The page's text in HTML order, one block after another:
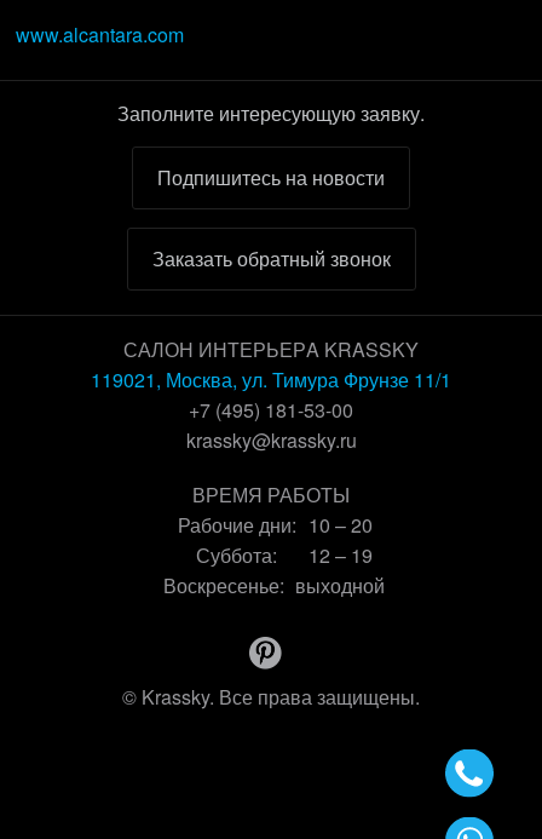
www.alcantara.com
Заполните интересующую заявку.
Подпишитесь на новости
Заказать обратный звонок
САЛОН ИНТЕРЬЕРA KRASSKY
119021, Москва, ул. Тимура Фрунзе 11/1
+7 (495) 181-53-00
krassky@krassky.ru
ВРЕМЯ РАБОТЫ
Рабочие дни: 10 – 20
Суббота:
12 – 19
Воскресенье: выходной
© Krassky. Все права защищены.